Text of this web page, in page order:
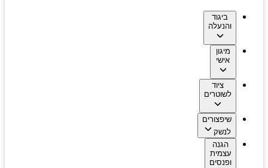
ביגוד
והנעלה
מיגון
אישי
ציוד
לשוטרים
שיפצורים
לנשק
הגנה
עצמית
ופנסים